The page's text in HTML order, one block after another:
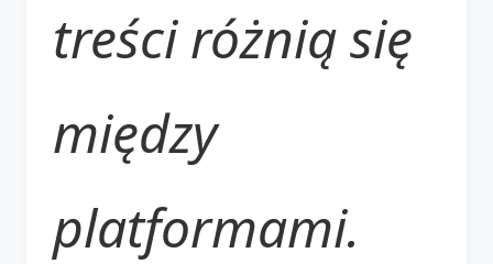
treści różnią się
między
platformami.